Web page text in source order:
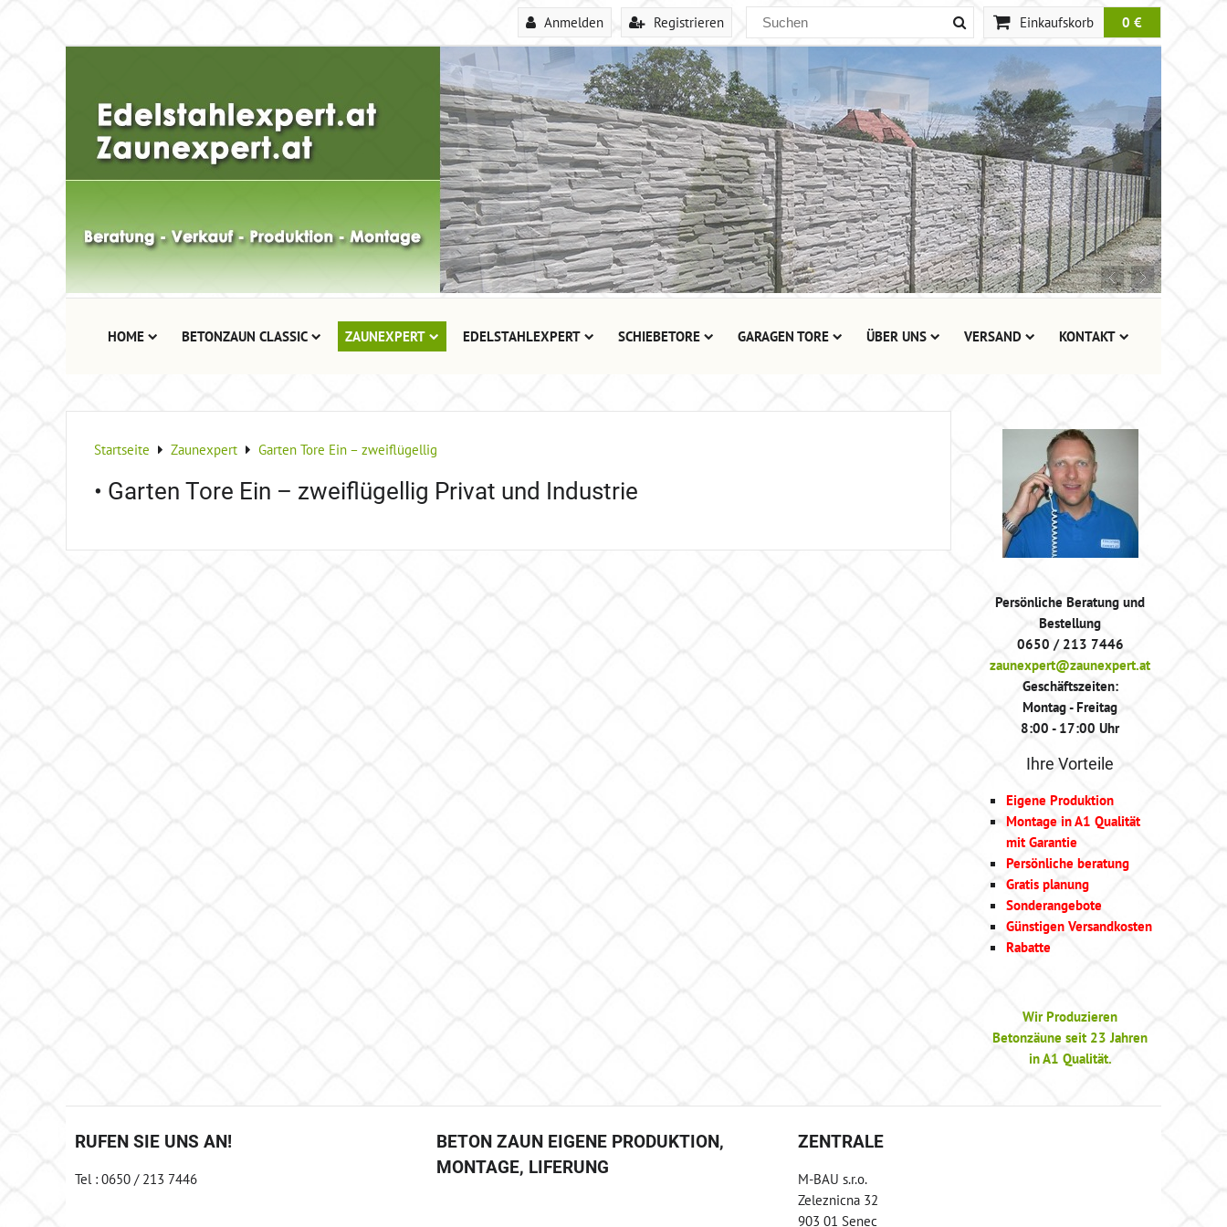
Anmelden Registrieren Einkaufskorb 0 €
HOME BETONZAUN CLASSIC ZAUNEXPERT EDELSTAHLEXPERT SCHIEBETORE GARAGEN TORE ÜBER UNS VERSAND KONTAKT
Startseite Zaunexpert Garten Tore Ein – zweiflügellig
• Garten Tore Ein – zweiflügellig Privat und Industrie
Persönliche Beratung und
Bestellung
0650 / 213 7446
zaunexpert@zaunexpert.at
Geschäftszeiten:
Montag - Freitag
8:00 - 17:00 Uhr
Ihre Vorteile
Eigene Produktion
Montage in A1 Qualität
mit Garantie
Persönliche beratung
Gratis planung
Sonderangebote
Günstigen Versandkosten
Rabatte
Wir Produzieren
Betonzäune seit 23 Jahren
in A1 Qualität.
RUFEN SIE UNS AN!
Tel : 0650 / 213 7446
BETON ZAUN EIGENE PRODUKTION,
MONTAGE, LIFERUNG
ZENTRALE
M-BAU s.r.o.
Zeleznicna 32
903 01 Senec